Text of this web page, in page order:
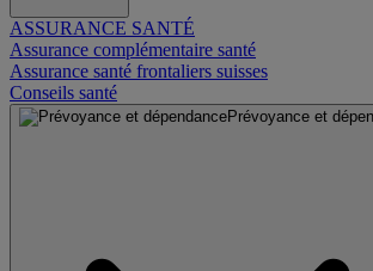
ASSURANCE SANTÉ
Assurance complémentaire santé
Assurance santé frontaliers suisses
Conseils santé
Prévoyance et